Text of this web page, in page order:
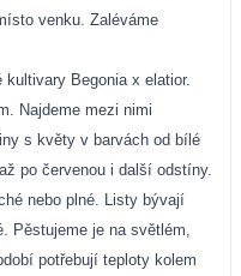
venku. Zaléváme
Begonia x elatior.
Najdeme mezi nimi
s květy v barvách od bílé
po červenou i další odstíny.
nebo plné. Listy bývají
Pěstujeme je na světlém,
potřebují teploty kolem